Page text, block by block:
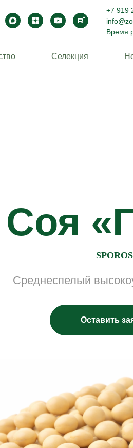
+7 919
Время
Селекция
Соя
SPOROS
Среднеспелый
Оставить